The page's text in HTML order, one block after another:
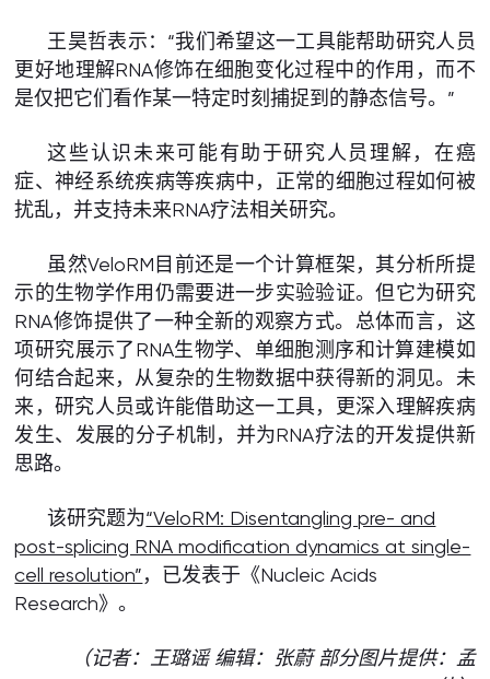
王昊哲表示：“我们希望这一工具能帮助研究人员
更好地理解RNA修饰在细胞变化过程中的作用，而不
是仅把它们看作某一特定时刻捕捉到的静态信号。”
这些认识未来可能有助于研究人员理解，在癌
症、神经系统疾病等疾病中，正常的细胞过程如何被
扰乱，并支持未来RNA疗法相关研究。
虽然VeloRM目前还是一个计算框架，其分析所提
示的生物学作用仍需要进一步实验验证。但它为研究
RNA修饰提供了一种全新的观察方式。总体而言，这
项研究展示了RNA生物学、单细胞测序和计算建模如
何结合起来，从复杂的生物数据中获得新的洞见。未
来，研究人员或许能借助这一工具，更深入理解疾病
发生、发展的分子机制，并为RNA疗法的开发提供新
思路。
该研究题为“VeloRM: Disentangling pre- and
post-splicing RNA modification dynamics at single-
cell resolution”，已发表于《Nucleic Acids
Research》。
（记者：王璐谣 编辑：张蔚 部分图片提供：孟